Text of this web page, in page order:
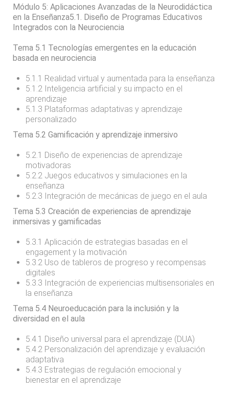
Módulo 5: Aplicaciones Avanzadas de la Neurodidáctica
en la Enseñanza5.1. Diseño de Programas Educativos
Integrados con la Neurociencia
Tema 5.1 Tecnologías emergentes en la educación
basada en neurociencia
5.1.1 Realidad virtual y aumentada para la enseñanza
5.1.2 Inteligencia artificial y su impacto en el
aprendizaje
5.1.3 Plataformas adaptativas y aprendizaje
personalizado
Tema 5.2 Gamificación y aprendizaje inmersivo
5.2.1 Diseño de experiencias de aprendizaje
motivadoras
5.2.2 Juegos educativos y simulaciones en la
enseñanza
5.2.3 Integración de mecánicas de juego en el aula
Tema 5.3 Creación de experiencias de aprendizaje
inmersivas y gamificadas
5.3.1 Aplicación de estrategias basadas en el
engagement y la motivación
5.3.2 Uso de tableros de progreso y recompensas
digitales
5.3.3 Integración de experiencias multisensoriales en
la enseñanza
Tema 5.4 Neuroeducación para la inclusión y la
diversidad en el aula
5.4.1 Diseño universal para el aprendizaje (DUA)
5.4.2 Personalización del aprendizaje y evaluación
adaptativa
5.4.3 Estrategias de regulación emocional y
bienestar en el aprendizaje